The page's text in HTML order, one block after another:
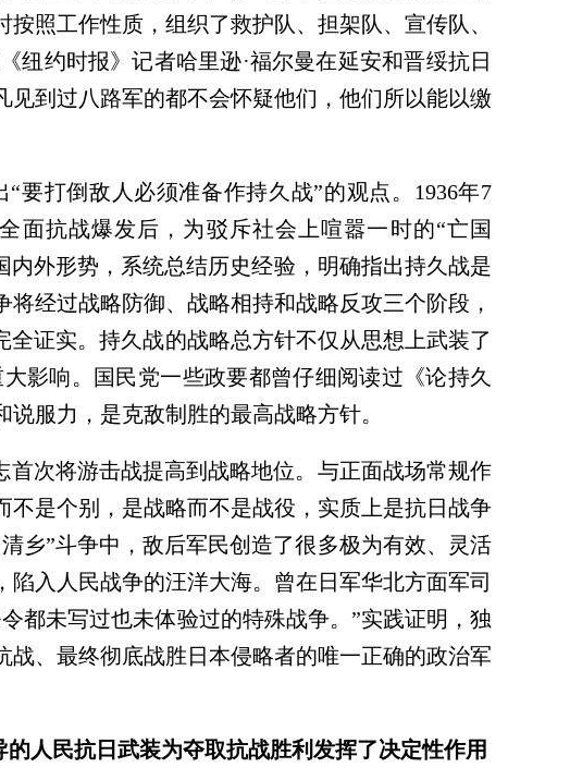
照工作性质，组织了救护队、担架队、宣传队、
纽约时报》记者哈里逊·福尔曼在延安和晋绥抗日
到过八路军的都不会怀疑他们，他们所以能以缴
要打倒敌人必须准备作持久战”的观点。1936年7
面抗战爆发后，为驳斥社会上喧嚣一时的“亡国
内外形势，系统总结历史经验，明确指出持久战是
经过战略防御、战略相持和战略反攻三个阶段，
证实。持久战的战略总方针不仅从思想上武装了
影响。国民党一些政要都曾仔细阅读过《论持久
服力，是克敌制胜的最高战略方针。
次将游击战提高到战略地位。与正面战场常规作
是个别，是战略而不是战役，实质上是抗日战争
乡”斗争中，敌后军民创造了很多极为有效、灵活
入人民战争的汪洋大海。曾在日军华北方面军司
都未写过也未体验过的特殊战争。”实践证明，独
、最终彻底战胜日本侵略者的唯一正确的政治军
人民抗日武装为夺取抗战胜利发挥了决定性作用